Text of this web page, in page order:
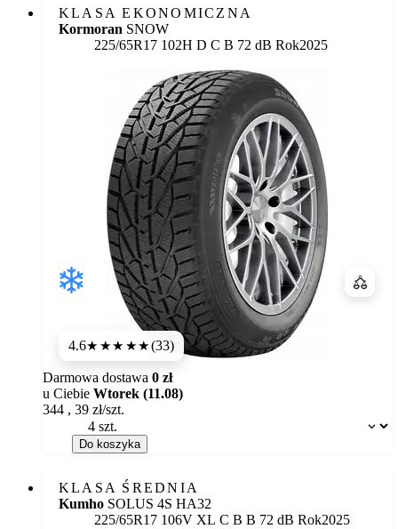
KLASA EKONOMICZNA
Kormoran SNOW
225/65R17 102H Etykieta:
D C B 72 dB Rok2025
4.6★★★★★(33)
Dostępność:
Darmowa dostawa 0 zł
u Ciebie Wtorek (11.08)
344 , 39 zł/szt.
Do koszyka
KLASA ŚREDNIA
Kumho SOLUS 4S HA32
225/65R17 106V XL Etykieta:
C B B 72 dB Rok2025